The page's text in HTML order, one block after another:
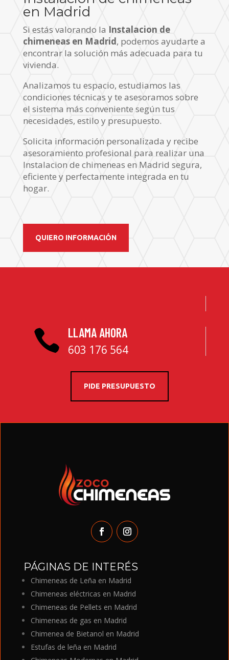
en Madrid
Si estás valorando la Instalacion de
chimeneas en Madrid, podemos ayudarte a
encontrar la solución más adecuada para tu
vivienda.
Analizamos tu espacio, estudiamos las
condiciones técnicas y te asesoramos sobre
el sistema más conveniente según tus
necesidades, estilo y presupuesto.
Solicita información personalizada y recibe
asesoramiento profesional para realizar una
Instalacion de chimeneas en Madrid segura,
eficiente y perfectamente integrada en tu
hogar.
QUIERO INFORMACIÓN
 LLAMA AHORA
603 176 564
PIDE PRESUPUESTO
PÁGINAS DE INTERÉS
Chimeneas de Leña en Madrid
Chimeneas eléctricas en Madrid
Chimeneas de Pellets en Madrid
Chimeneas de gas en Madrid
Chimenea de Bietanol en Madrid
Estufas de leña en Madrid